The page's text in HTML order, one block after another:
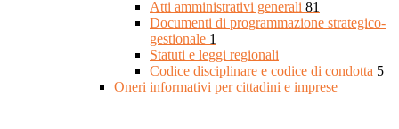
Atti amministrativi generali 81
Documenti di programmazione strategico-
gestionale 1
Statuti e leggi regionali
Codice disciplinare e codice di condotta 5
Oneri informativi per cittadini e imprese